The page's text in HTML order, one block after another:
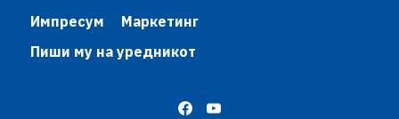
Импресум
Маркетинг
Пиши му на уредникот